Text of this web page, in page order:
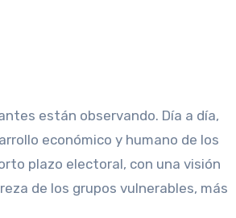
están observando. Día a día,
económico y humano de los
plazo electoral, con una visión
de los grupos vulnerables, más